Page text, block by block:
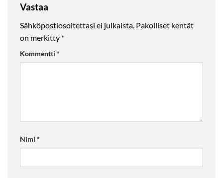
Vastaa
Sähköpostiosoitettasi ei julkaista. Pakolliset kentät
on merkitty *
Kommentti *
Nimi *